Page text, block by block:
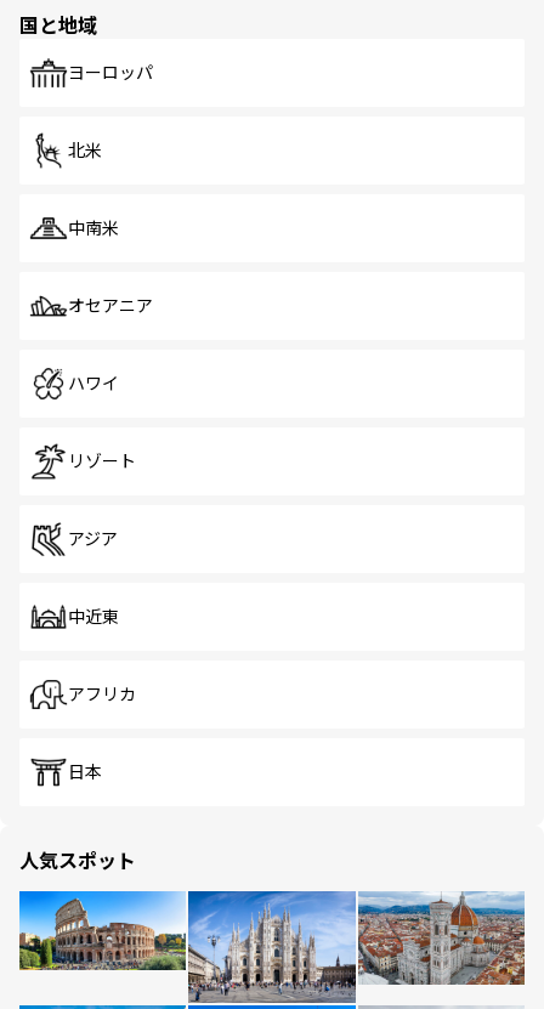
で、ホーカーズは地元の風情を楽しめる外せないスポット
国と地域
ヨーロッパ
北米
中南米
オセアニア
ハワイ
リゾート
アジア
中近東
アフリカ
日本
人気スポット